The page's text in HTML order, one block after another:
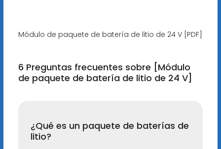
Módulo de paquete de batería de litio de 24 V [PDF]
6 Preguntas frecuentes sobre [Módulo
de paquete de batería de litio de 24 V]
¿Qué es un paquete de baterías de
litio?